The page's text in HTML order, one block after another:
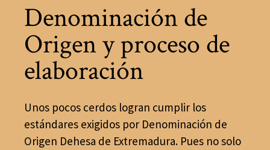
Denominación de
Origen y proceso de
elaboración
Unos pocos cerdos logran cumplir los
estándares exigidos por Denominación de
Origen Dehesa de Extremadura. Pues no solo